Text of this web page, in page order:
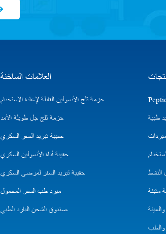
العلامات الساخنة
حزمة ثلج الأنسولين القابلة لإعادة الاستخدام
حزمة ثلج جل طويلة الأمد
حقيبة تبريد السفر السكري
حقيبة أداة الأنسولين السكري
حقيبة تبريد السفر لمرضى السكري
مبرد طب السفر المحمول
صندوق الشحن البارد الطبي
طبية
النشط
متينة
والطب